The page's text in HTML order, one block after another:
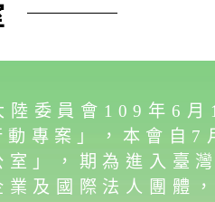
陸委員會109年6月
動專案」，本會自7
室」，期為進入臺
業及國際法人團體